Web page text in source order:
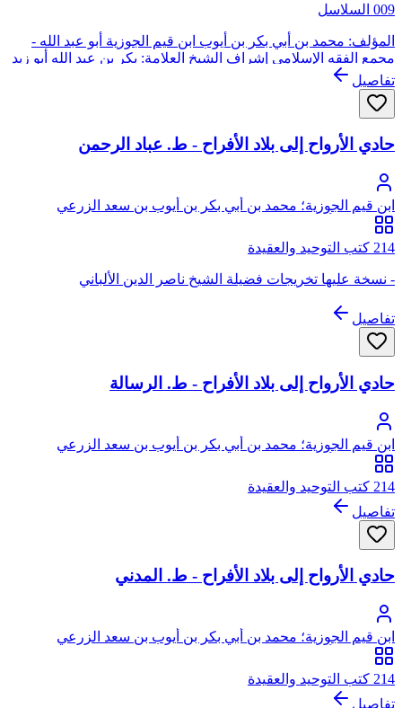
009 السلاسل
المؤلف: محمد بن أبي بكر بن أيوب ابن قيم الجوزية أبو عبد الله -
مجمع الفقه الإسلامي إشراف الشيخ العلامة: بكر بن عبد الله أبو زيد
تمويل: مؤسسة سليمان بن عبد العزيز الراجحي دار عالم الفوائد
للنشر والتوزيع - ((سيتم إضافة ما يصدر من هذه السلسلة في هذه
الصفحة إن شاء الله تعالى))
تفاصيل
حادي الأرواح إلى بلاد الأفراح - ط. عباد الرحمن
ابن قيم الجوزية؛ محمد بن أبي بكر بن أيوب بن سعد الزرعي
الدمشقي، أبو عبد الله، شمس الدين
214 كتب التوحيد والعقيدة
- نسخة عليها تخريجات فضيلة الشيخ ناصر الدين الألباني
تفاصيل
حادي الأرواح إلى بلاد الأفراح - ط. الرسالة
ابن قيم الجوزية؛ محمد بن أبي بكر بن أيوب بن سعد الزرعي
الدمشقي، أبو عبد الله، شمس الدين
214 كتب التوحيد والعقيدة
تفاصيل
حادي الأرواح إلى بلاد الأفراح - ط. المدني
ابن قيم الجوزية؛ محمد بن أبي بكر بن أيوب بن سعد الزرعي
الدمشقي، أبو عبد الله، شمس الدين
214 كتب التوحيد والعقيدة
تفاصيل